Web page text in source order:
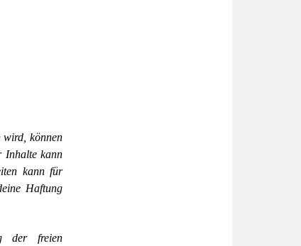
wird, können
Inhalte kann
kann für
Haftung
der freien